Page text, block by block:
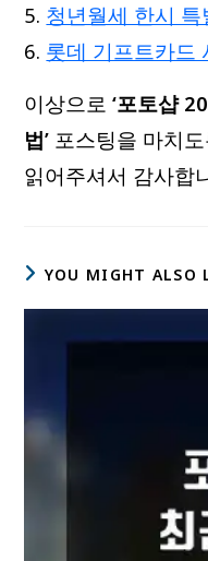
청년월세 한시
롯데 기프트카드
이상으로 ‘포토샵
법’ 포스팅을 마치
읽어주셔서 감사합
YOU MIGHT ALSO